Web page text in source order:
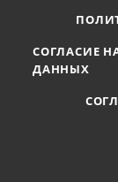
СОГЛАСИЕ
ДАННЫХ